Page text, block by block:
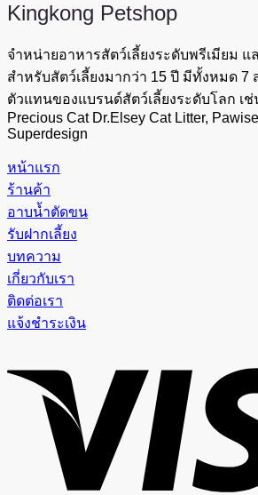
Kingkong Petshop
จำหน่ายอาหารสัตว์เลี้ยงระดับพรีเมียม
สำหรับสัตว์เลี้ยงมากว่า 15 ปี มีทั้งหมด 7
ตัวแทนของแบรนด์สัตว์เลี้ยงระดับโลก เช่
Precious Cat Dr.Elsey Cat Litter,
Superdesign
หน้าแรก
ร้านค้า
อาบน้ำตัดขน
รับฝากเลี้ยง
บทความ
เกี่ยวกับเรา
ติดต่อเรา
แจ้งชำระเงิน